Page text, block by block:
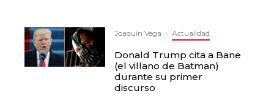
Joaquín Vega · Actualidad
Donald Trump cita a Bane
(el villano de Batman)
durante su primer
discurso